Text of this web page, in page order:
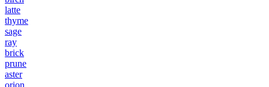
latte
thyme
sage
ray
brick
prune
aster